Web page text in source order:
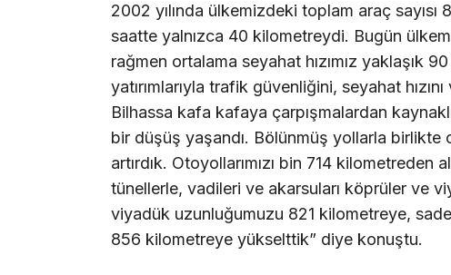
2002 yılında ülkemizdeki toplam araç sayısı
saatte yalnızca 40 kilometreydi. Bugün
rağmen ortalama seyahat hızımız yaklaşık
yatırımlarıyla trafik güvenliğini, seyahat
Bilhassa kafa kafaya çarpışmalardan
bir düşüş yaşandı. Bölünmüş yollarla
artırdık. Otoyollarımızı bin 714 kilometreden
tünellerle, vadileri ve akarsuları köprüler ve
viyadük uzunluğumuzu 821 kilometreye,
856 kilometreye yükselttik” diye konuştu.